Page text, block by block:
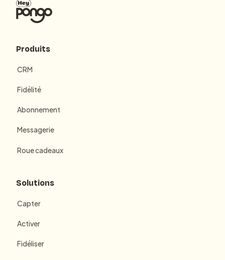
Produits
CRM
Fidélité
Abonnement
Messagerie
Roue cadeaux
Solutions
Capter
Activer
Fidéliser